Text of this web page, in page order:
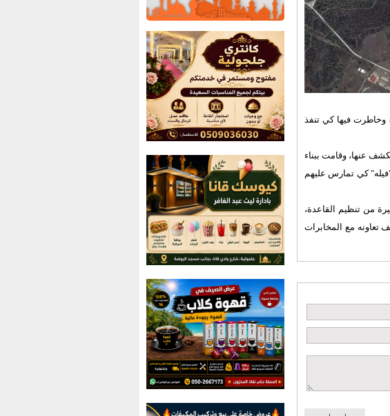
وخاطرت فيها كي تنفذ
كانت سرية جدا ولم يتم الكشف عنها، وقامت ببناء
كي تمارس عليهم
من تنظيم القاعدة،
تعاونه مع المخابرات